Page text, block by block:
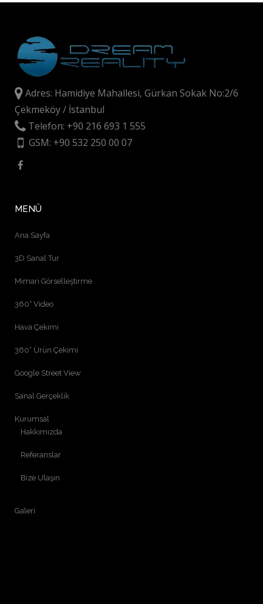
Adres: Hamidiye Mahallesi, Gürkan Sokak No:2/6
Çekmeköy / İstanbul
Telefon: +90 216 693 1 555
GSM: +90 532 250 00 07
MENÜ
Ana Sayfa
3D Sanal Tur
Mimari Görselleştirme
360° Video
Hava Çekimi
360° Ürün Çekimi
Google Street View
Sanal Gerçeklik
Kurumsal
Hakkımızda
Referanslar
Bize Ulaşın
Galeri